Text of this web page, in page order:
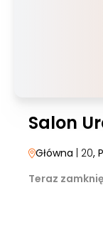
Salon
Główna | 20,
Teraz